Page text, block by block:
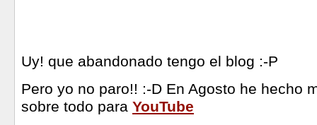
Uy! que abandonado tengo el blog :-P
Pero yo no paro!! :-D En Agosto he hecho
sobre todo para YouTube